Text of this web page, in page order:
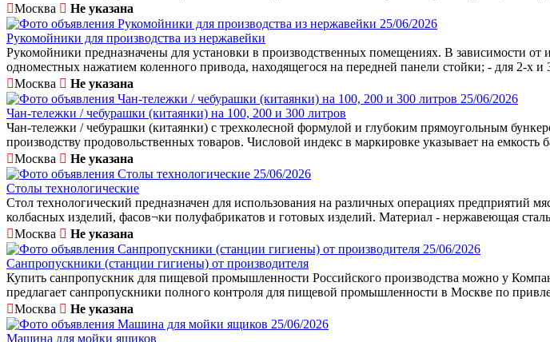
Москва
Не указана
25/06/2026
Рукомойники для производства из нержавейки
Рукомойники предназначены для установки в производственных помещениях. В зависимости
одноместных нажатием коленного привода, находящегося на передней панели стойки; - для 2-х
Москва
Не указана
25/06/2026
Чан-тележки / чебурашки (китаянки) на 100, 200 и 300 литров
Чан-тележки / чебурашки (китаянки) с трехколесной формулой и глубоким прямоугольным
производству продовольственных товаров. Числовой индекс в маркировке указывает на
Москва
Не указана
25/06/2026
Столы технологические
Стол технологический предназначен для использования на различных операциях предприятий
колбасных изделий, фасов¬ки полуфабрикатов и готовых изделий. Материал - нержавеющая
Москва
Не указана
25/06/2026
Санпропускники (станции гигиены) от производителя
Купить санпропускник для пищевой промышленности Российского производства можно у
предлагает санпропускники полного контроля для пищевой промышленности в Москве по
Москва
Не указана
25/06/2026
Машина для мойки ящиков